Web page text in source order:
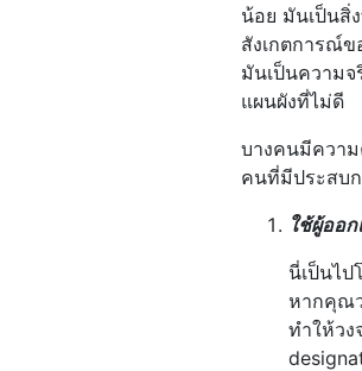
น้อย มันเป็นสิ่
สังเกตการณ์
มันเป็นความจ
แผนผังที่ไม่ดี
บางคนมีความ
คนที่มีประสบ
ใช้ผู้ออ
นี่เป็นไ
หากคุณ
ทำให้วง